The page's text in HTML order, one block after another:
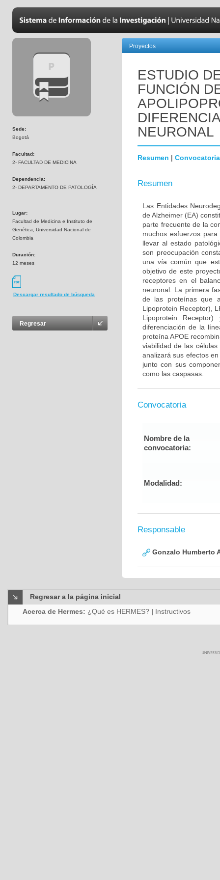
Sede:
Bogotá
Facultad:
2- FACULTAD DE MEDICINA
Dependencia:
2- DEPARTAMENTO DE PATOLOGÍA
Lugar:
Facultad de Medicina e Instituto de
Genética, Universidad Nacional de
Colombia
Duración:
12 meses
Descargar resultado de búsqueda
Regresar
Proyectos
ESTUDIO
FUNCIÓN
NEURONAL
Resumen | Convocatoria
Resumen
Las Entidades
de Alzheimer (EA)
parte frecuente de la
muchos esfuerzos
llevar al estado
son preocupación
una vía común que
objetivo de este
receptores en el
neuronal. La primera
de las proteínas que
Lipoprotein Receptor),
Lipoprotein
diferenciación de la
proteína APOE
viabilidad de las
analizará sus efectos
junto con sus
como las caspasas.
Convocatoria
Nombre de la
convocatoria:
Modalidad:
Responsable
Gonzalo Humberto
Regresar a la página inicial
Acerca de Hermes: ¿Qué es HERMES? | Instructivos